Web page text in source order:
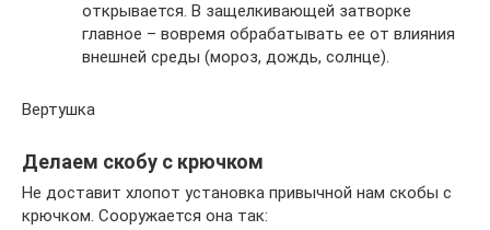
открывается. В защелкивающей затворке
главное – вовремя обрабатывать ее от влияния
внешней среды (мороз, дождь, солнце).
Вертушка
Делаем скобу с крючком
Не доставит хлопот установка привычной нам скобы с
крючком. Сооружается она так: